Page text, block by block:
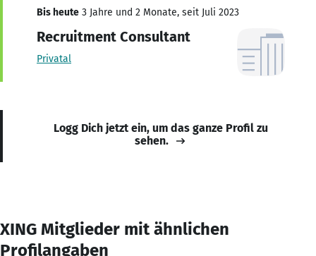
Bis heute 3 Jahre und 2 Monate, seit Juli 2023
Recruitment Consultant
Privatal
Logg Dich jetzt ein, um das ganze Profil zu
sehen.
XING Mitglieder mit ähnlichen
Profilangaben